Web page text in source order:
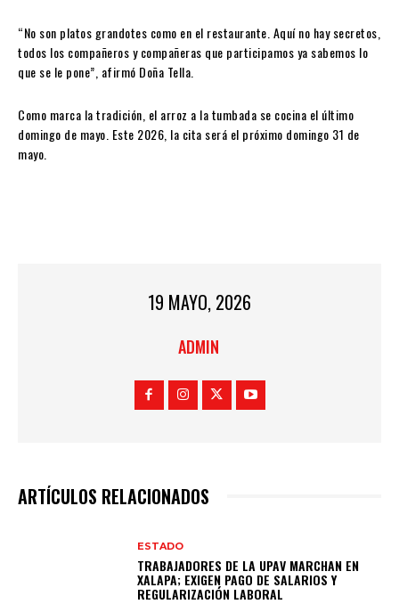
“No son platos grandotes como en el restaurante. Aquí no hay secretos,
todos los compañeros y compañeras que participamos ya sabemos lo
que se le pone”, afirmó Doña Tella.
Como marca la tradición, el arroz a la tumbada se cocina el último
domingo de mayo. Este 2026, la cita será el próximo domingo 31 de
mayo.
19 MAYO, 2026
ADMIN
ARTÍCULOS RELACIONADOS
ESTADO
TRABAJADORES DE LA UPAV MARCHAN EN
XALAPA; EXIGEN PAGO DE SALARIOS Y
REGULARIZACIÓN LABORAL